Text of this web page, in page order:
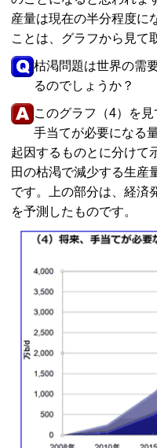
産量は現在の半分程度に
ことは、グラフから見て
枯渇問題は世界の需
るのでしょうか？
このグラフ（4）を
手当てが必要になる
起因するものとに分けて
田の枯渇で減少する生産
です。上の部分は、経済
を予測したものです。